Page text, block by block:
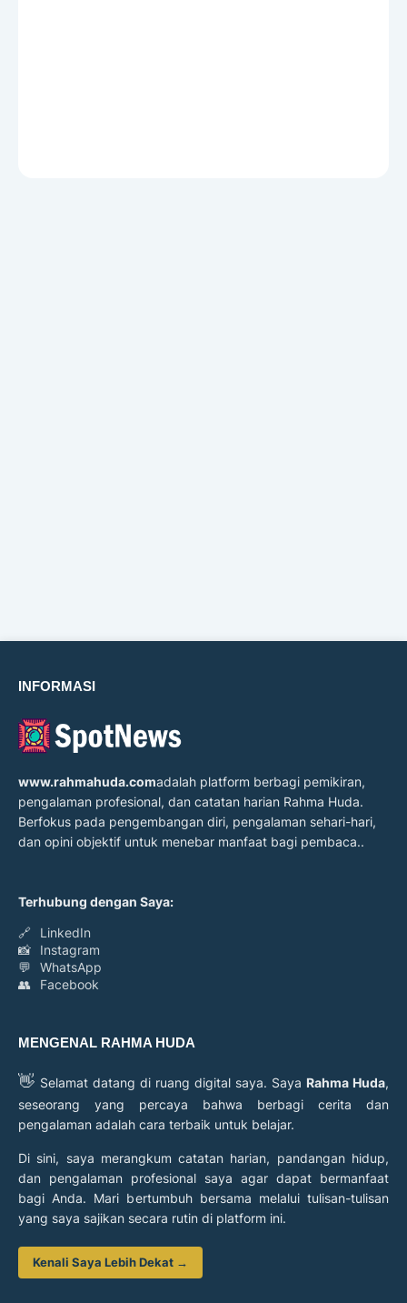
INFORMASI
www.rahmahuda.comadalah platform berbagi pemikiran,
pengalaman profesional, dan catatan harian Rahma Huda.
Berfokus pada pengembangan diri, pengalaman sehari-hari,
dan opini objektif untuk menebar manfaat bagi pembaca..
Terhubung dengan Saya:
🔗
LinkedIn
📸
Instagram
💬
WhatsApp
👥
Facebook
MENGENAL RAHMA HUDA
👋 Selamat datang di ruang digital saya. Saya Rahma Huda,
seseorang yang percaya bahwa berbagi cerita dan
pengalaman adalah cara terbaik untuk belajar.
Di sini, saya merangkum catatan harian, pandangan hidup,
dan pengalaman profesional saya agar dapat bermanfaat
bagi Anda. Mari bertumbuh bersama melalui tulisan-tulisan
yang saya sajikan secara rutin di platform ini.
Kenali Saya Lebih Dekat →